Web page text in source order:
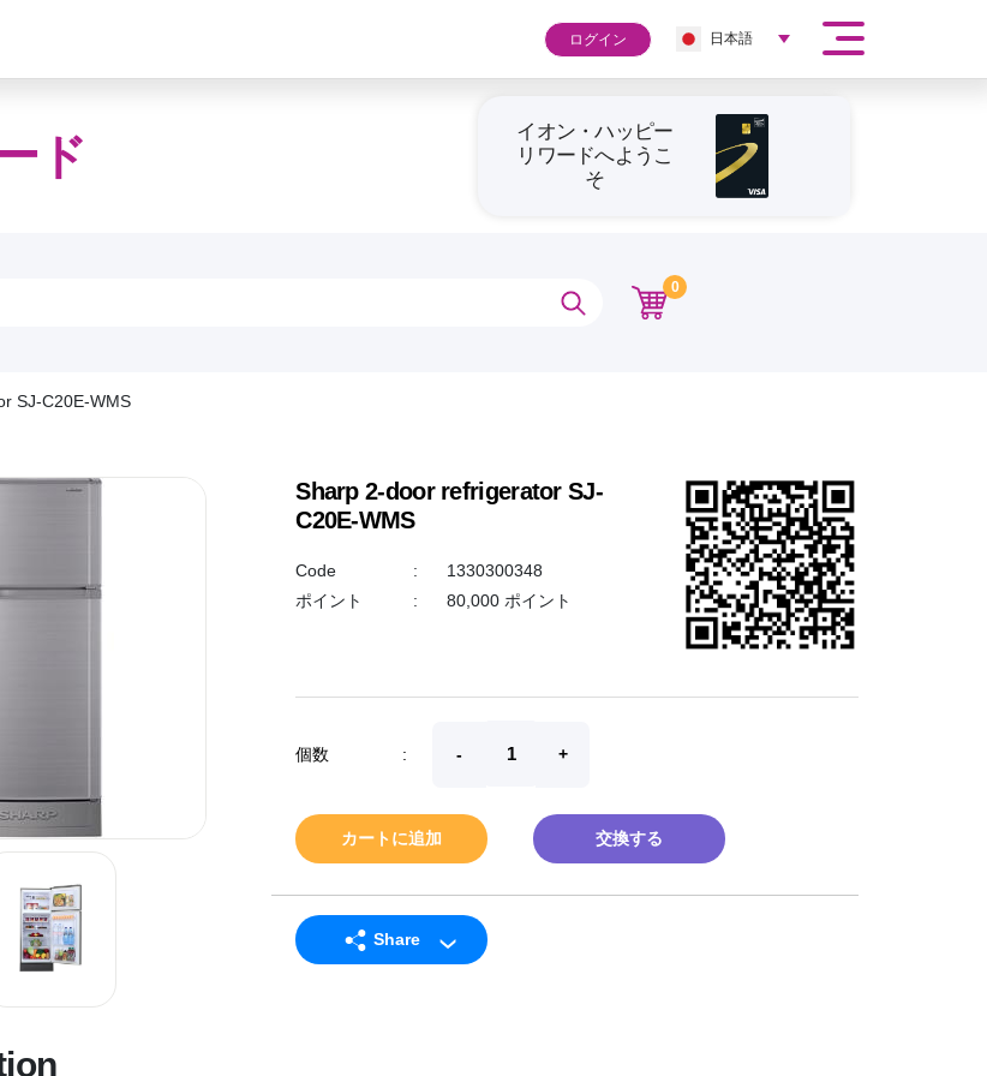
ログイン 日本語
ド
イオン・ハッピー
リワードへようこ
そ
0
SJ-C20E-WMS
Sharp 2-door refrigerator SJ-
C20E-WMS
Code :
1330300348
ポイント
: 80,000 ポイント
個数 :
カートに追加 交換する
Share